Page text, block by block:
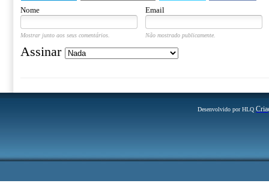
Nome Email
Mostrar junto aos seus comentários. Não mostrado publicamente.
Assinar
Desenvolvido por HLQ